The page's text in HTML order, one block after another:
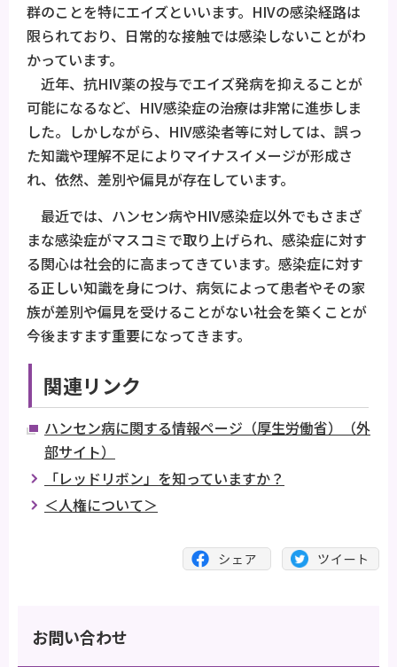
群のことを特にエイズといいます。HIVの感染経路は
限られており、日常的な接触では感染しないことがわ
かっています。
近年、抗HIV薬の投与でエイズ発病を抑えることが
可能になるなど、HIV感染症の治療は非常に進歩しま
した。しかしながら、HIV感染者等に対しては、誤っ
た知識や理解不足によりマイナスイメージが形成さ
れ、依然、差別や偏見が存在しています。
最近では、ハンセン病やHIV感染症以外でもさまざ
まな感染症がマスコミで取り上げられ、感染症に対す
る関心は社会的に高まってきています。感染症に対す
る正しい知識を身につけ、病気によって患者やその家
族が差別や偏見を受けることがない社会を築くことが
今後ますます重要になってきます。
関連リンク
ハンセン病に関する情報ページ（厚生労働省）（外
部サイト）
「レッドリボン」を知っていますか？
＜人権について＞
お問い合わせ